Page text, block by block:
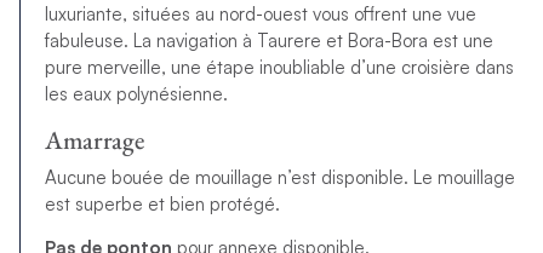
luxuriante, situées au nord-ouest vous offrent une vue
fabuleuse. La navigation à Taurere et Bora-Bora est une
pure merveille, une étape inoubliable d’une croisière dans
les eaux polynésienne.
Amarrage
Aucune bouée de mouillage n’est disponible. Le mouillage
est superbe et bien protégé.
Pas de ponton pour annexe disponible.